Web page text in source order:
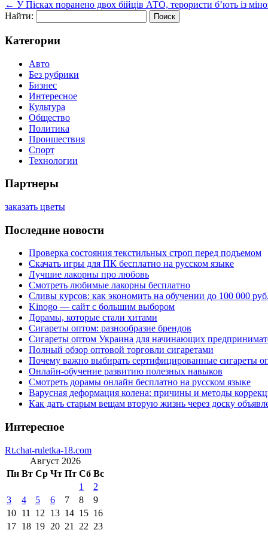
← У Пісках поранено двох бійців АТО, терористи б’ють із
Найти:
Категории
Авто
Без рубрики
Бизнес
Интересное
Культура
Общество
Политика
Проишествия
Спорт
Технологии
Партнеры
заказать цветы
Последние новости
Проверка состояния текстильных строп перед подъемом
Скачать игры для ПК бесплатно на русском языке
Лучшие лакорны про любовь
Смотреть любимые лакорны бесплатно
Сливы курсов: как экономить на обучении до 100 000
Kinogo — сайт с большим выбором
Дорамы, которые стали хитами
Сигареты оптом: разнообразие брендов
Сигареты оптом Украина для начинающих
Полный обзор оптовой торговли сигаретами
Почему важно выбирать сертифицированные сигареты
Онлайн-обучение развитию полезных навыков
Смотреть дорамы онлайн бесплатно на русском языке
Варусная деформация колена: причины и методы
Как дать старым вещам вторую жизнь через доску
Интересное
Rt.chat-ruletka-18.com
Август 2026
Пн Вт Ср Чт Пт Сб Вс
1
2
3
4 5 6 7 8
9
10 11 12 13 14 15 16
17 18 19 20 21 22 23